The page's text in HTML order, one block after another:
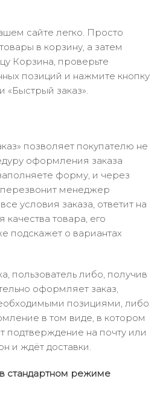
сайте легко. Просто
в корзину, а затем
Корзина, проверьте
позиций и нажмите кнопку
«Быстрый заказ».
позволяет покупателю не
оформления заказа
форму, и через
менеджер
условия заказа, ответит на
товара, его
подскажет о вариантах
пользователь либо, получив
оформляет заказ,
позициями, либо
в том виде, в котором
подтверждение на почту или
и ждёт доставки.
стандартном режиме